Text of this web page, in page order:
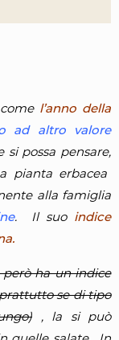
l’anno della
ad altro valore
possa pensare,
pianta erbacea
alla famiglia
. Il suo indice
però ha un indice
se di tipo
, la si può